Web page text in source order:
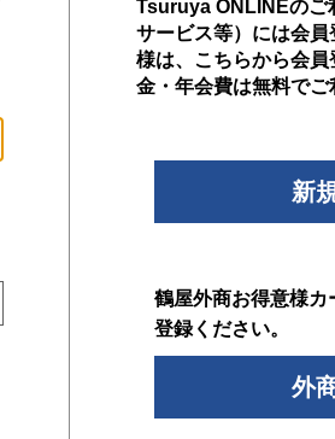
Tsuruya ONLINEのご
サービス等）には会
様は、こちらから会
金・年会費は無料でご
新
鶴屋外商お得意様カ
登録ください。
外